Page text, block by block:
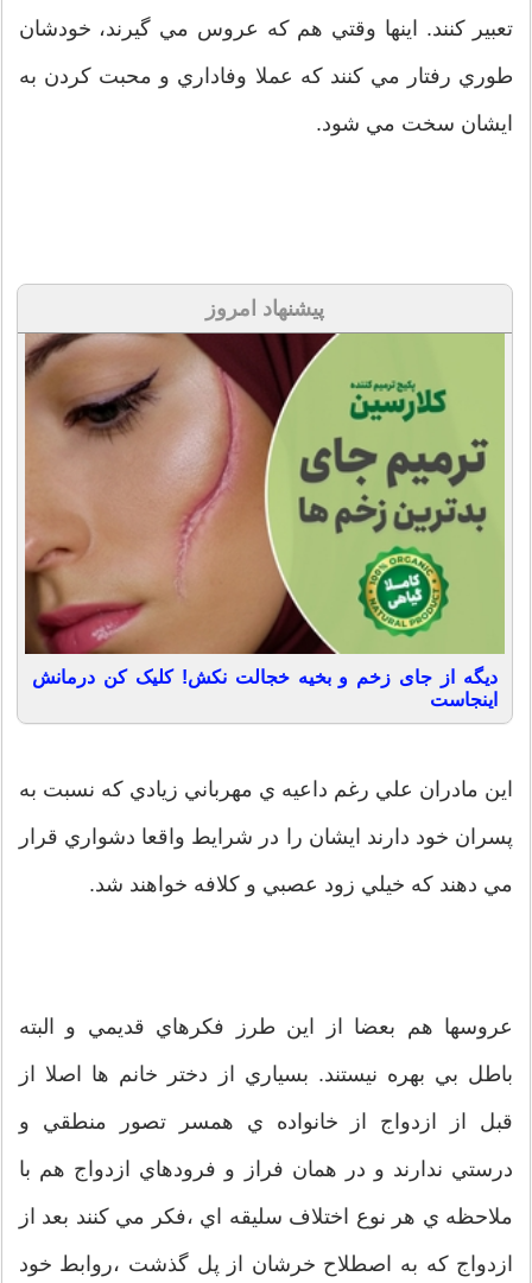
تعبير کنند. اينها وقتي هم که عروس مي گيرند، خودشان
طوري رفتار مي کنند که عملا وفاداري و محبت کردن به
ايشان سخت مي شود.
پیشنهاد امروز
دیگه از جای زخم و بخیه خجالت نکش! کلیک کن درمانش
اینجاست
اين مادران علي رغم داعيه ي مهرباني زيادي که نسبت به
پسران خود دارند ايشان را در شرايط واقعا دشواري قرار
مي دهند که خيلي زود عصبي و کلافه خواهند شد.
عروسها هم بعضا از اين طرز فکرهاي قديمي و البته
باطل بي بهره نيستند. بسياري از دختر خانم ها اصلا از
قبل از ازدواج از خانواده ي همسر تصور منطقي و
درستي ندارند و در همان فراز و فرودهاي ازدواج هم با
ملاحظه ي هر نوع اختلاف سليقه اي ،فکر مي کنند بعد از
ازدواج که به اصطلاح خرشان از پل گذشت ،روابط خود